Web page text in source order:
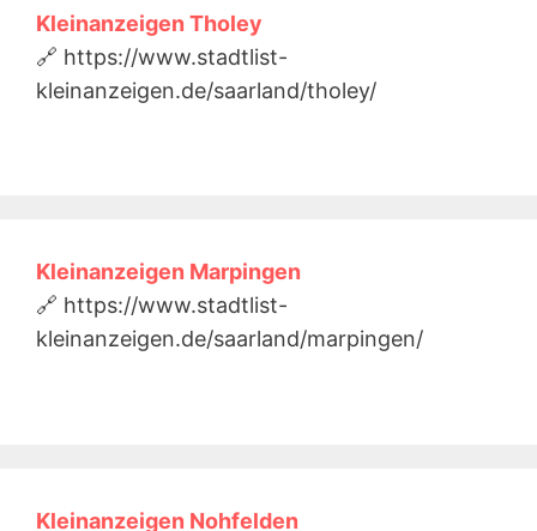
Kleinanzeigen Tholey
🔗 https://www.stadtlist-
kleinanzeigen.de/saarland/tholey/
Kleinanzeigen Marpingen
🔗 https://www.stadtlist-
kleinanzeigen.de/saarland/marpingen/
Kleinanzeigen Nohfelden